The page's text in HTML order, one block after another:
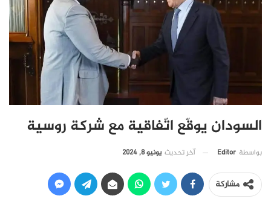
السودان يوقّع اتّفاقية مع شركة روسية
بواسطة Editor آخر تحديث يونيو 8, 2024
مشاركة